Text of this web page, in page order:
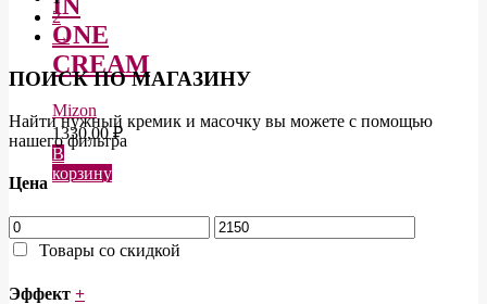
IN
ONE
CREAM
Mizon
1330,00₽
В
корзину
2
→
ПОИСК ПО МАГАЗИНУ
Найти нужный кремик и масочку вы можете с помощью
нашего фильтра
Цена
Товары со скидкой
Эффект +